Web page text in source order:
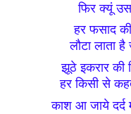
फिर क्यूं
हर फसाद
लौटा लाता
झूठे इकरार की
हर किसी से
काश आ जाये